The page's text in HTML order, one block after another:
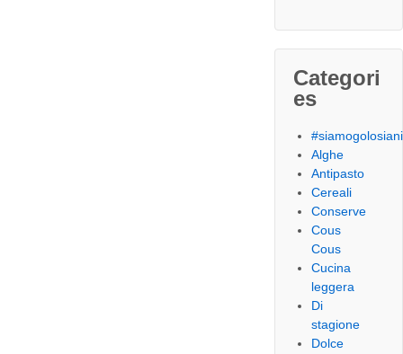
Categori
es
#siamogolosiani
Alghe
Antipasto
Cereali
Conserve
Cous
Cous
Cucina
leggera
Di
stagione
Dolce